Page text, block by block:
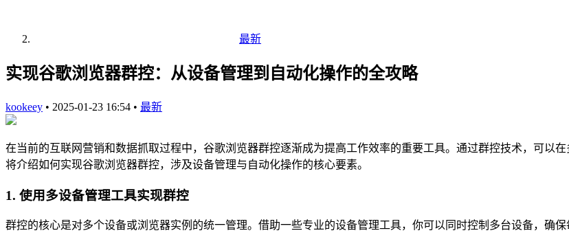
最新
实现谷歌浏览器群控：从设备管理到自动化操作的全攻略
kookeey • 2025-01-23 16:54 • 最新
在当前的互联网营销和数据抓取过程中，谷歌浏览器群控逐渐成为提高工作效率的重要工具。通过群控技术，可以
将介绍如何实现谷歌浏览器群控，涉及设备管理与自动化操作的核心要素。
1. 使用多设备管理工具实现群控
群控的核心是对多个设备或浏览器实例的统一管理。借助一些专业的设备管理工具，你可以同时控制多台设备，确